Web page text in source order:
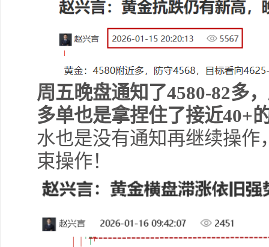
周五晚盘通知了4580-82多
多单也是拿捏住了接近40+
水也是没有通知再继续操
束操作！